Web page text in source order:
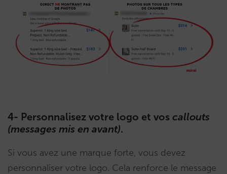
4- Personnalisez votre logo et vos callouts
(messages mis en avant).
Si vous avez une marque forte, vous devez
personnaliser votre logo. Cela renforce le message